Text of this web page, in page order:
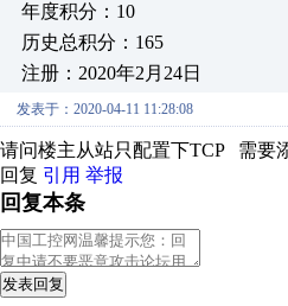
年度积分：10
历史总积分：165
注册：2020年2月24日
发表于：2020-04-11 11:28:08
请问楼主从站只配置下TCP 需要
回复 引用 举报
回复本条
发表回复